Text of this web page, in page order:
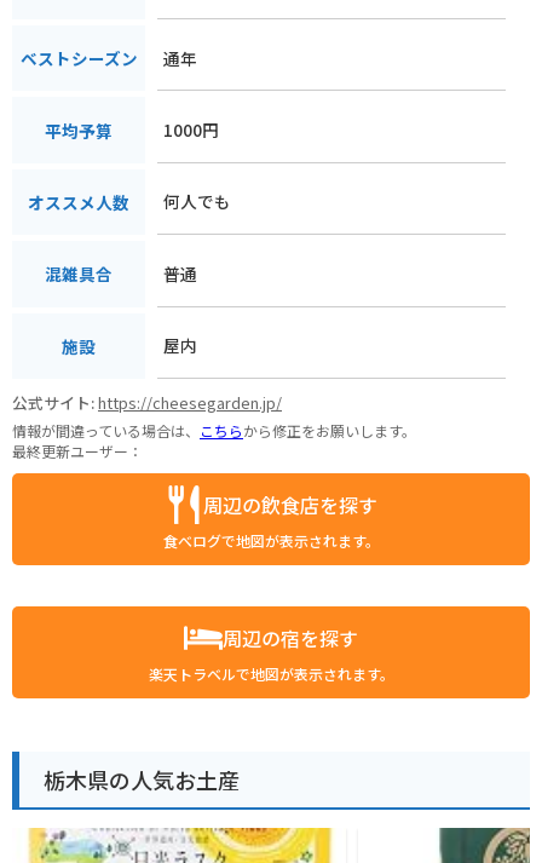
ベストシーズン 通年
平均予算 1000円
オススメ人数 何人でも
混雑具合 普通
施設 屋内
公式サイト:https://cheesegarden.jp/
情報が間違っている場合は、 こちらから修正をお願いします。
最終更新ユーザー：
周辺の飲食店を探す
食べログで地図が表示されます。
周辺の宿を探す
楽天トラベルで地図が表示されます。
栃木県の人気お土産